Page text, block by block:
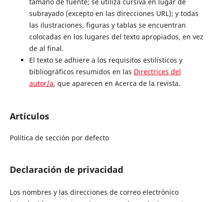
subrayado (excepto en las direcciones URL); y todas
las ilustraciones, figuras y tablas se encuentran
colocadas en los lugares del texto apropiados, en vez
de al final.
El texto se adhiere a los requisitos estilísticos y
bibliográficos resumidos en las Directrices del
autor/a, que aparecen en Acerca de la revista.
Artículos
Política de sección por defecto
Declaración de privacidad
Los nombres y las direcciones de correo electrónico